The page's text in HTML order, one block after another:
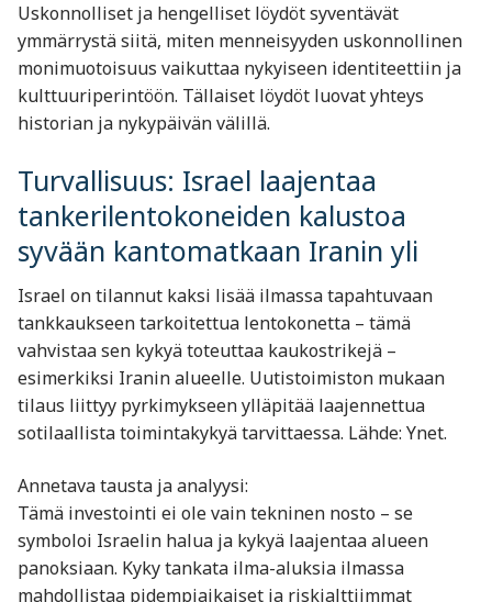
Uskonnolliset ja hengelliset löydöt syventävät
ymmärrystä siitä, miten menneisyyden uskonnollinen
monimuotoisuus vaikuttaa nykyiseen identiteettiin ja
kulttuuriperintöön. Tällaiset löydöt luovat yhteys
historian ja nykypäivän välillä.
Turvallisuus: Israel laajentaa
tankerilentokoneiden kalustoa
syvään kantomatkaan Iranin yli
Israel on tilannut kaksi lisää ilmassa tapahtuvaan
tankkaukseen tarkoitettua lentokonetta – tämä
vahvistaa sen kykyä toteuttaa kaukostrikejä –
esimerkiksi Iranin alueelle. Uutistoimiston mukaan
tilaus liittyy pyrkimykseen ylläpitää laajennettua
sotilaallista toimintakykyä tarvittaessa. Lähde: Ynet.
Annetava tausta ja analyysi:
Tämä investointi ei ole vain tekninen nosto – se
symboloi Israelin halua ja kykyä laajentaa alueen
panoksiaan. Kyky tankata ilma-aluksia ilmassa
mahdollistaa pidempiaikaiset ja riskialttiimmat